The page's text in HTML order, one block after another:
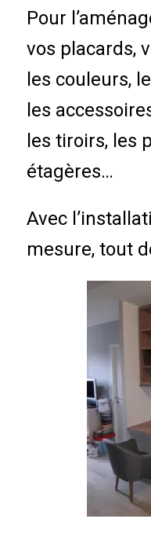
Pour
vos placards,
les couleurs,
les
les tiroirs, les
étagères…
Avec
mesure, tout